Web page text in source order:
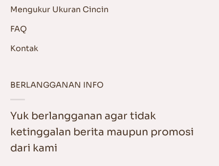
Mengukur Ukuran Cincin
FAQ
Kontak
BERLANGGANAN INFO
Yuk berlangganan agar tidak
ketinggalan berita maupun promosi
dari kami